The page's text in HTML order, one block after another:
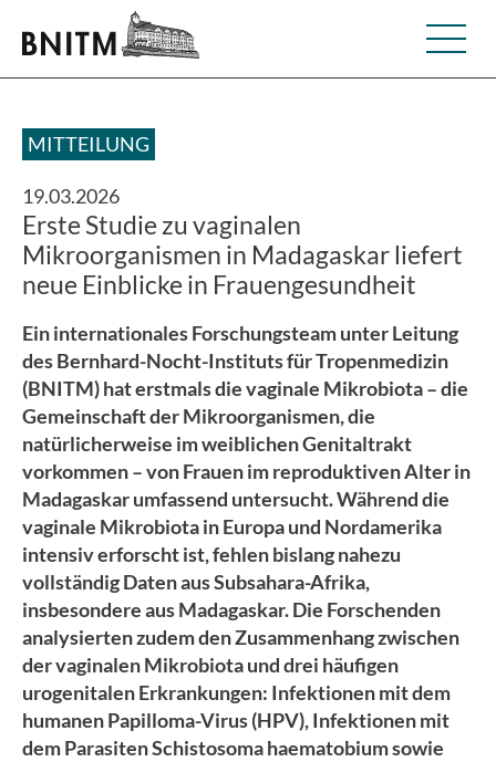
MITTEILUNG
19.03.2026
Erste Studie zu vaginalen
Mikroorganismen in Madagaskar liefert
neue Einblicke in Frauengesundheit
Ein internationales Forschungsteam unter Leitung
des Bernhard-Nocht-Instituts für Tropenmedizin
(BNITM) hat erstmals die vaginale Mikrobiota – die
Gemeinschaft der Mikroorganismen, die
natürlicherweise im weiblichen Genitaltrakt
vorkommen – von Frauen im reproduktiven Alter in
Madagaskar umfassend untersucht. Während die
vaginale Mikrobiota in Europa und Nordamerika
intensiv erforscht ist, fehlen bislang nahezu
vollständig Daten aus Subsahara-Afrika,
insbesondere aus Madagaskar. Die Forschenden
analysierten zudem den Zusammenhang zwischen
der vaginalen Mikrobiota und drei häufigen
urogenitalen Erkrankungen: Infektionen mit dem
humanen Papilloma-Virus (HPV), Infektionen mit
dem Parasiten Schistosoma haematobium sowie